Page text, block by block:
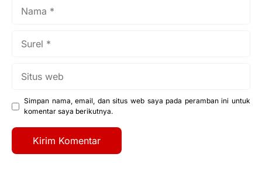
Simpan nama, email, dan situs web saya pada peramban ini untuk
komentar saya berikutnya.